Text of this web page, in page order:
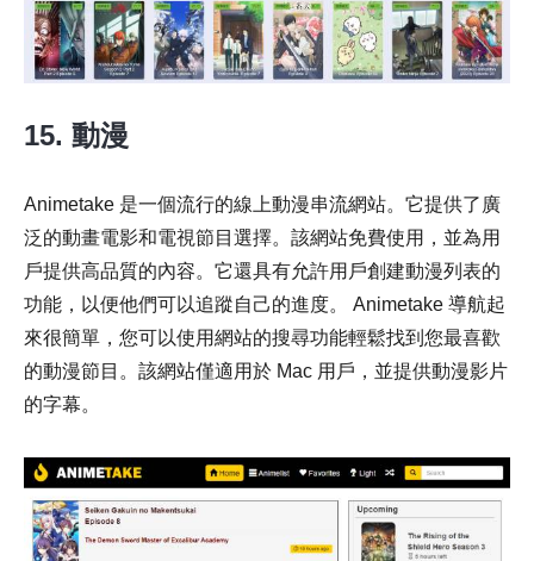
15. 動漫
Animetake 是一個流行的線上動漫串流網站。它提供了廣
泛的動畫電影和電視節目選擇。該網站免費使用，並為用
戶提供高品質的內容。它還具有允許用戶創建動漫列表的
功能，以便他們可以追蹤自己的進度。 Animetake 導航起
來很簡單，您可以使用網站的搜尋功能輕鬆找到您最喜歡
的動漫節目。該網站僅適用於 Mac 用戶，並提供動漫影片
的字幕。